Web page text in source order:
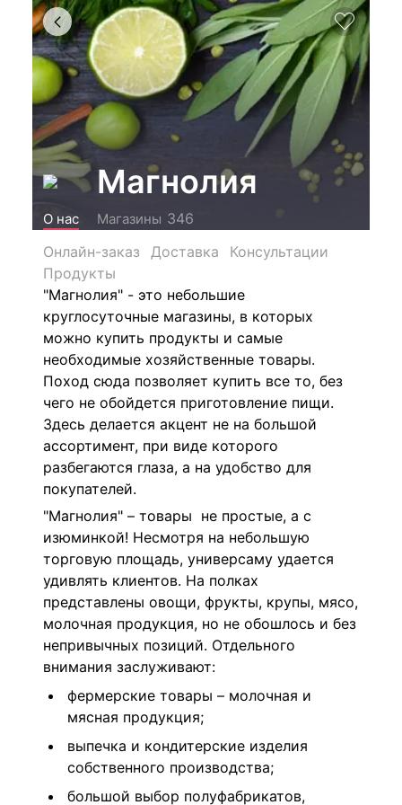
Магнолия
О нас Магазины 346
Онлайн-заказ
Доставка
Консультации
Продукты
"Магнолия" - это небольшие
круглосуточные магазины, в которых
можно купить продукты и самые
необходимые хозяйственные товары.
Поход сюда позволяет купить все то, без
чего не обойдется приготовление пищи.
Здесь делается акцент не на большой
ассортимент, при виде которого
разбегаются глаза, а на удобство для
покупателей.
"Магнолия" – товары не простые, а с
изюминкой! Несмотря на небольшую
торговую площадь, универсаму удается
удивлять клиентов. На полках
представлены овощи, фрукты, крупы, мясо,
молочная продукция, но не обошлось и без
непривычных позиций. Отдельного
внимания заслуживают:
фермерские товары – молочная и
мясная продукция;
выпечка и кондитерские изделия
собственного производства;
большой выбор полуфабрикатов,